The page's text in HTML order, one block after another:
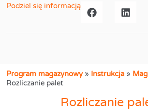
Podziel się informacją
Program magazynowy» Instrukcja »
Rozliczanie palet
Rozliczanie